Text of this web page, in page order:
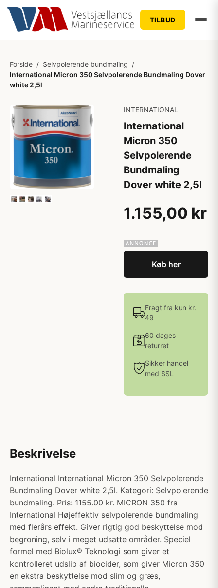
TILBUD
Forside / Selvpolerende bundmaling /
International Micron 350 Selvpolerende Bundmaling Dover
white 2,5l
INTERNATIONAL
International
Micron 350
Selvpolerende
Bundmaling
Dover white 2,5l
1.155,00 kr
Køb her
Fragt fra kun kr.
49
60 dages
returret
Sikker handel
med SSL
Beskrivelse
International International Micron 350 Selvpolerende
Bundmaling Dover white 2,5l. Kategori: Selvpolerende
bundmaling. Pris: 1155.00 kr. MICRON 350 fra
International Højeffektiv selvpolerende bundmaling
med flerårs effekt. Giver rigtig god beskyttelse mod
begroning, selv i meget udsatte områder. Speciel
formel med Biolux® Teknologi som giver et
kontrolleret udslip af biocider, som giver Micron 350
en ekstra beskyttelse mod slim og græs,